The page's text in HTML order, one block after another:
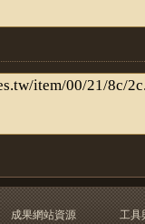
成果網站資源
工具